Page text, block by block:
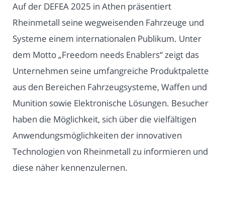
Auf der DEFEA 2025 in Athen präsentiert
Rheinmetall seine wegweisenden Fahrzeuge und
Systeme einem internationalen Publikum. Unter
dem Motto „Freedom needs Enablers“ zeigt das
Unternehmen seine umfangreiche Produktpalette
aus den Bereichen Fahrzeugsysteme, Waffen und
Munition sowie Elektronische Lösungen. Besucher
haben die Möglichkeit, sich über die vielfältigen
Anwendungsmöglichkeiten der innovativen
Technologien von Rheinmetall zu informieren und
diese näher kennenzulernen.